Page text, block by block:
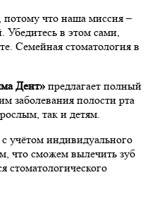
что наша миссия –
Убедитесь в этом сами,
Семейная стоматология в
Дент» предлагает полный
заболевания полости рта
так и детям.
учётом индивидуального
что сможем вылечить зуб
стоматологического